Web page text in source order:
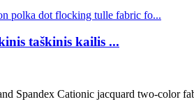
taškinis kailis ...